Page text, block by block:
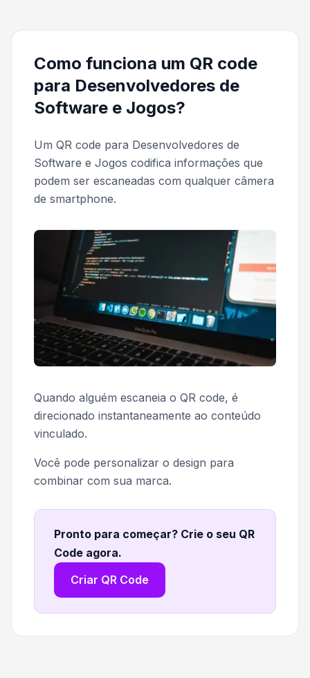
Como funciona um QR code
para Desenvolvedores de
Software e Jogos?
Um QR code para Desenvolvedores de
Software e Jogos codifica informações que
podem ser escaneadas com qualquer câmera
de smartphone.
Quando alguém escaneia o QR code, é
direcionado instantaneamente ao conteúdo
vinculado.
Você pode personalizar o design para
combinar com sua marca.
Pronto para começar? Crie o seu QR
Code agora.
Criar QR Code